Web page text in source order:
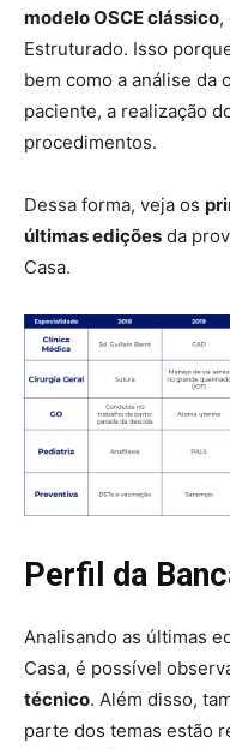
modelo OSCE clássico,
Estruturado. Isso
bem como a análise da
paciente, a realização
procedimentos.
Dessa forma, veja os
últimas edições da
Casa.
Perfil da
Analisando as últimas
Casa, é possível
técnico. Além disso,
parte dos temas estão